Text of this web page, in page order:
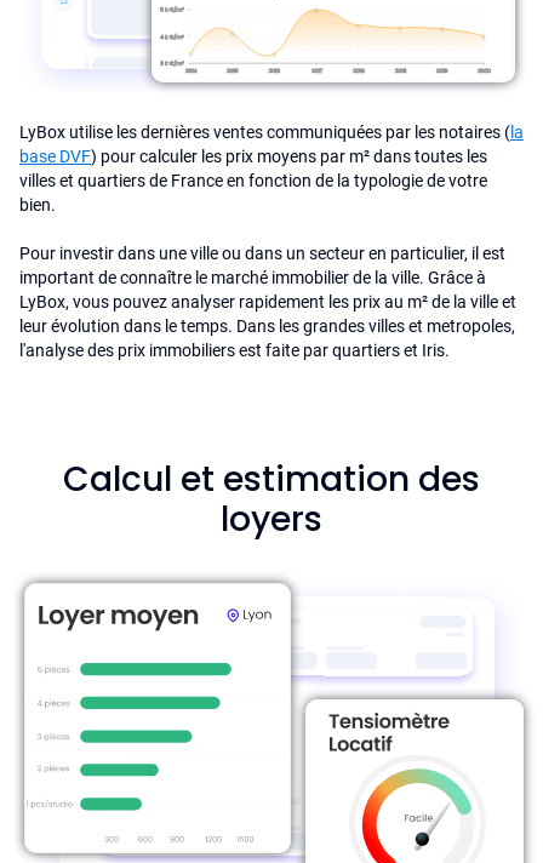
LyBox utilise les dernières ventes communiquées par les notaires (la
base DVF) pour calculer les prix moyens par m² dans toutes les
villes et quartiers de France en fonction de la typologie de votre
bien.
Pour investir dans une ville ou dans un secteur en particulier, il est
important de connaître le marché immobilier de la ville. Grâce à
LyBox, vous pouvez analyser rapidement les prix au m² de la ville et
leur évolution dans le temps. Dans les grandes villes et metropoles,
l'analyse des prix immobiliers est faite par quartiers et Iris.
Calcul et estimation des
loyers